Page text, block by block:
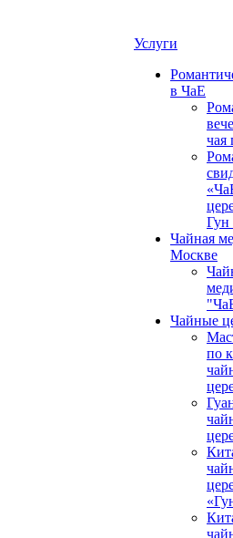
Услуги
в ЧаЕ
Чайная
Москве
Чайные
по